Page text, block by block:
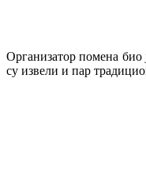
Организатор помена
су извели и пар